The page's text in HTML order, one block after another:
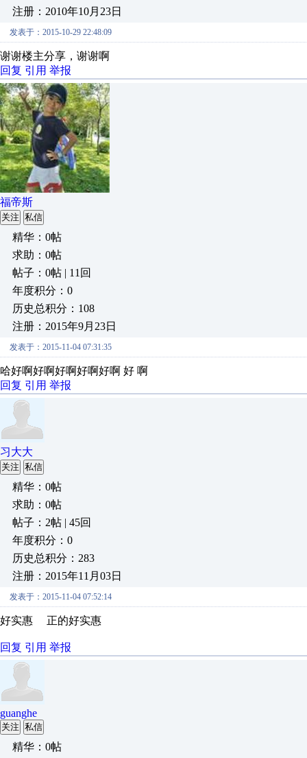
注册：2010年10月23日
发表于：2015-10-29 22:48:09
谢谢楼主分享，谢谢啊
回复 引用 举报
福帝斯
关注 私信
精华：0帖
求助：0帖
帖子：0帖 | 11回
年度积分：0
历史总积分：108
注册：2015年9月23日
发表于：2015-11-04 07:31:35
哈好啊好啊好啊好啊好啊 好 啊
回复 引用 举报
习大大
关注 私信
精华：0帖
求助：0帖
帖子：2帖 | 45回
年度积分：0
历史总积分：283
注册：2015年11月03日
发表于：2015-11-04 07:52:14
好实惠 正的好实惠
回复 引用 举报
guanghe
关注 私信
精华：0帖